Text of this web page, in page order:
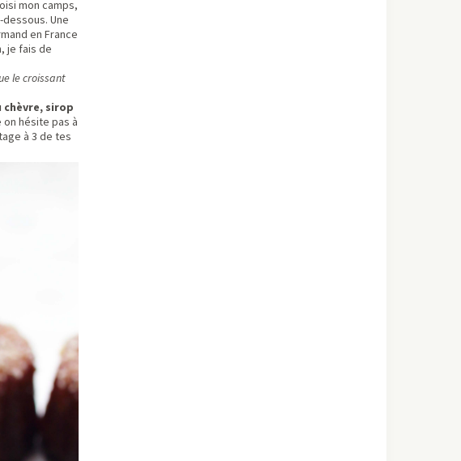
mon camps,
Une
en France
je fais de
le croissant
chèvre, sirop
hésite pas à
à 3 de tes